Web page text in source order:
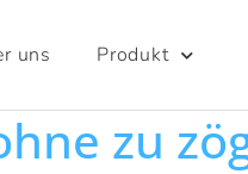
uns Produkt
zu